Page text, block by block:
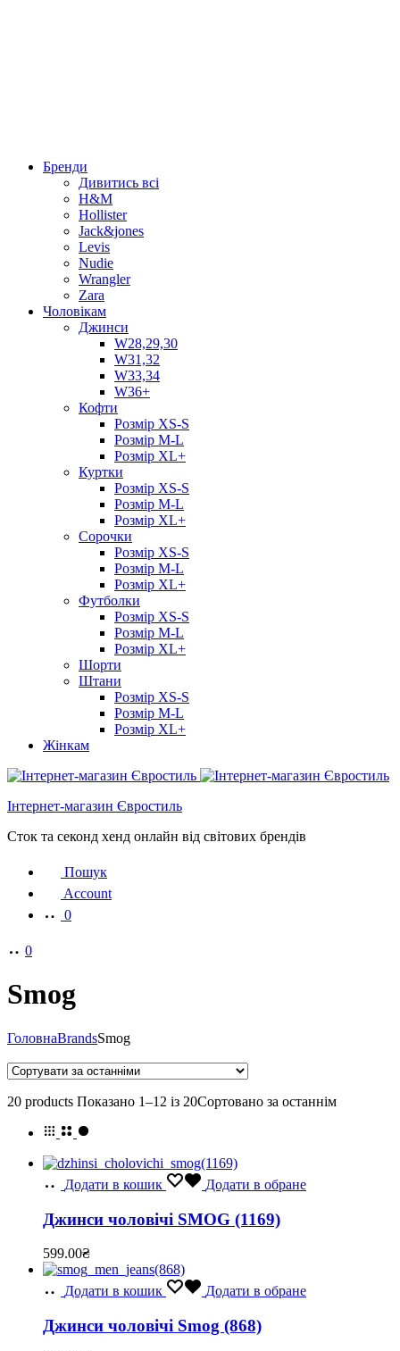
Бренди
Дивитись всі
H&M
Hollister
Jack&jones
Levis
Nudie
Wrangler
Zara
Чоловікам
Джинси
W28,29,30
W31,32
W33,34
W36+
Кофти
Розмір XS-S
Розмір M-L
Розмір XL+
Куртки
Розмір XS-S
Розмір M-L
Розмір XL+
Сорочки
Розмір XS-S
Розмір M-L
Розмір XL+
Футболки
Розмір XS-S
Розмір M-L
Розмір XL+
Шорти
Штани
Розмір XS-S
Розмір M-L
Розмір XL+
Жінкам
Інтернет-магазин Євростиль
Сток та секонд хенд онлайн від світових брендів
Пошук
Account
0
0
Smog
ГоловнаBrandsSmog
20 products Показано 1–12 із 20Сортовано за останнім
Додати в кошик Додати в обране
Джинси чоловічі SMOG (1169)
599.00₴
Додати в кошик Додати в обране
Джинси чоловічі Smog (868)